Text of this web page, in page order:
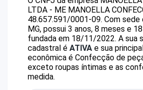
LTDA - ME MANOELLA
48.657.591/0001-09. Com sede
MG, possui 3 anos, 8 meses e
fundada em 18/11/2022. A sua
cadastral é ATIVA e sua
econômica é Confecção de
exceto roupas íntimas e as
medida.